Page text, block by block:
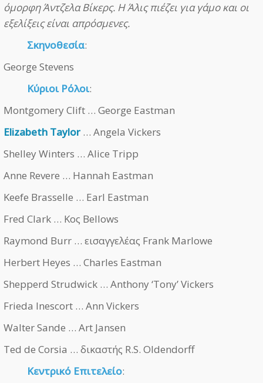
όμορφη Άντζελα Βίκερς. Η Άλις πιέζει για γάμο και οι
εξελίξεις είναι απρόσμενες.
Σκηνοθεσία:
George Stevens
Κύριοι Ρόλοι:
Montgomery Clift … George Eastman
Elizabeth Taylor … Angela Vickers
Shelley Winters … Alice Tripp
Anne Revere … Hannah Eastman
Keefe Brasselle … Earl Eastman
Fred Clark … Κος Bellows
Raymond Burr … εισαγγελέας Frank Marlowe
Herbert Heyes … Charles Eastman
Shepperd Strudwick … Anthony ‘Tony’ Vickers
Frieda Inescort … Ann Vickers
Walter Sande … Art Jansen
Ted de Corsia … δικαστής R.S. Oldendorff
Κεντρικό Επιτελείο: